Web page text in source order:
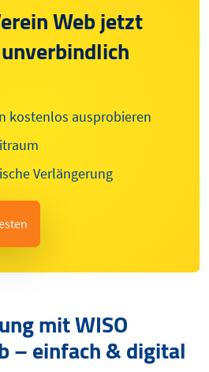
Web jetzt
kostenlos ausprobieren
Verlängerung
mit WISO
– einfach & digital